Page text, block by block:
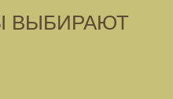
ВЫБИРАЮТ